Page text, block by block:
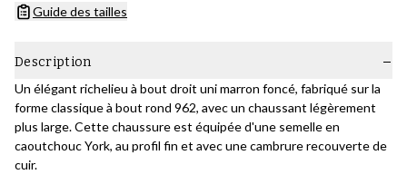
Guide des tailles
Description
Un élégant richelieu à bout droit uni marron foncé, fabriqué sur la
forme classique à bout rond 962, avec un chaussant légèrement
plus large. Cette chaussure est équipée d'une semelle en
caoutchouc York, au profil fin et avec une cambrure recouverte de
cuir.